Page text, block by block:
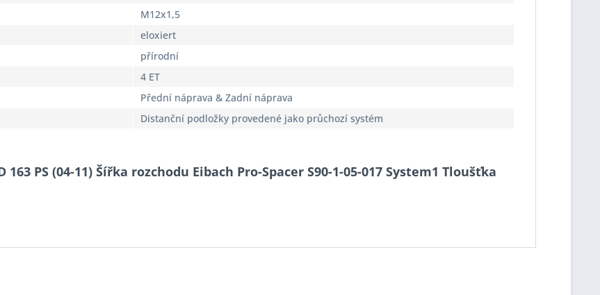
M12x1,5
eloxiert
přírodní
4 ET
Přední náprava & Zadní náprava
Distanční podložky provedené jako průchozí systém
PS (04-11) Šířka rozchodu Eibach Pro-Spacer S90-1-05-017 System1 Tloušťka